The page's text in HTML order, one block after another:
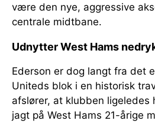
være den nye, aggressive
centrale midtbane.
Udnytter West Hams
Ederson er dog langt fra det
Uniteds blok i en historisk
afslører, at klubben ligeledes
jagt på West Hams 21-årige